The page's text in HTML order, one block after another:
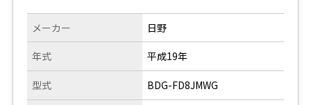
メーカー
年式
型式
日野
平成19年
BDG-FD8JMWG